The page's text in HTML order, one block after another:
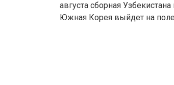
августа сборная
Южная Корея выйдет на